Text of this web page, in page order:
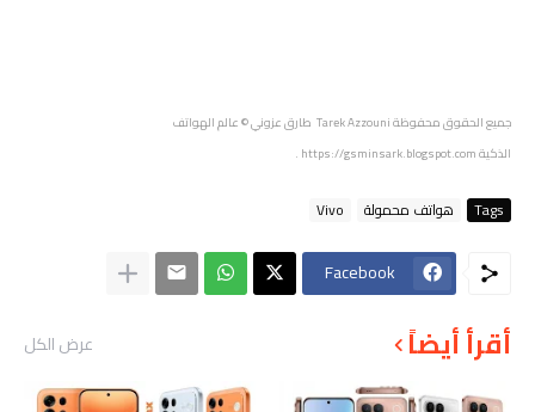
جميع الحقوق محفوظةTarek Azzouni طارق عزوني
© عالم الهواتف
الذكيةhttps://gsminsark.blogspot.com
.
Tags هواتف محمولة Vivo
Facebook
أقرأ أيضاً عرض الكل